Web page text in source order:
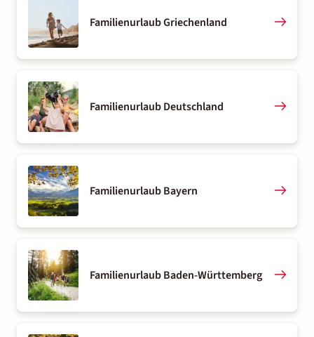
Familienurlaub Griechenland
Familienurlaub Deutschland
Familienurlaub Bayern
Familienurlaub Baden-Württemberg